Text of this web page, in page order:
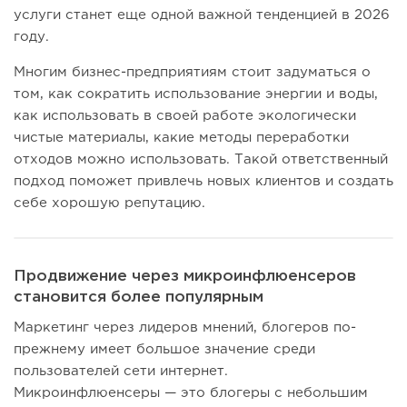
услуги станет еще одной важной тенденцией в 2026
году.
Многим бизнес-предприятиям стоит задуматься о
том, как сократить использование энергии и воды,
как использовать в своей работе экологически
чистые материалы, какие методы переработки
отходов можно использовать. Такой ответственный
подход поможет привлечь новых клиентов и создать
себе хорошую репутацию.
Продвижение через микроинфлюенсеров
становится более популярным
Маркетинг через лидеров мнений, блогеров по-
прежнему имеет большое значение среди
пользователей сети интернет.
Микроинфлюенсеры — это блогеры с небольшим